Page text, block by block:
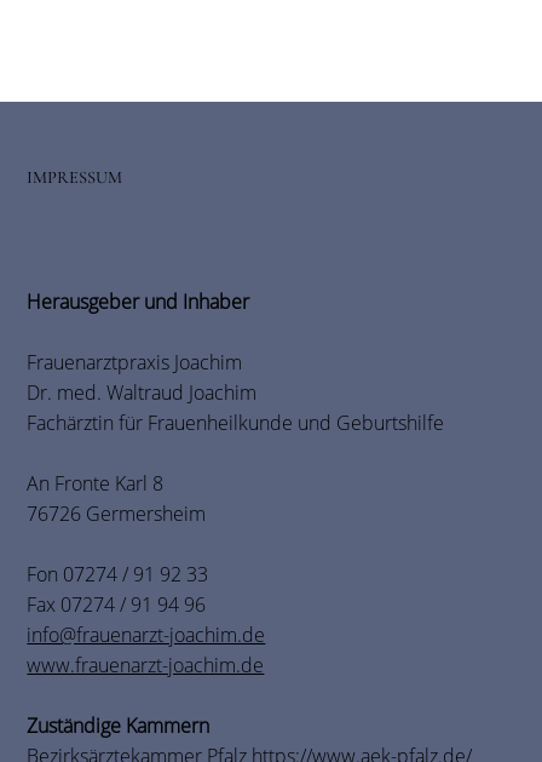
IMPRESSUM
Herausgeber und Inhaber
Frauenarztpraxis Joachim
Dr. med. Waltraud Joachim
Fachärztin für Frauenheilkunde und Geburtshilfe
An Fronte Karl 8
76726 Germersheim
Fon 07274 / 91 92 33
Fax 07274 / 91 94 96
info@frauenarzt-joachim.de
www.frauenarzt-joachim.de
Zuständige Kammern
Bezirksärztekammer Pfalz https://www.aek-pfalz.de/